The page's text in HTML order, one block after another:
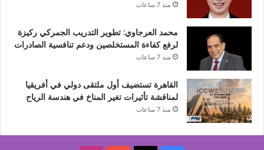
منذ 7 ساعات
محمد العرجاوي: تطوير التدريب الجمركي ركيزة
لرفع كفاءة المستخلصين ودعم تنافسية الصادرات
منذ 7 ساعات
القاهرة تستضيف أول ملتقى دولي في أفريقيا
لمناقشة تأثيرات تغير المناخ في هندسة الرياح
منذ 7 ساعات